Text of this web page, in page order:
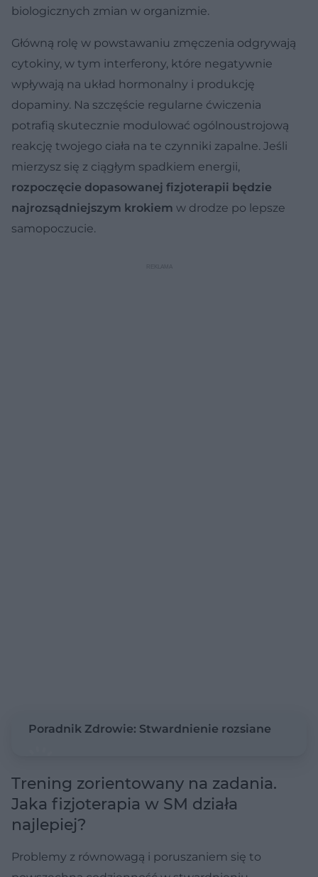
biologicznych zmian w organizmie.
Główną rolę w powstawaniu zmęczenia odgrywają
cytokiny, w tym interferony, które negatywnie
wpływają na układ hormonalny i produkcję
dopaminy. Na szczęście regularne ćwiczenia
potrafią skutecznie modulować ogólnoustrojową
reakcję twojego ciała na te czynniki zapalne. Jeśli
mierzysz się z ciągłym spadkiem energii,
rozpoczęcie dopasowanej fizjoterapii będzie
najrozsądniejszym krokiem w drodze po lepsze
samopoczucie.
Poradnik Zdrowie: Stwardnienie rozsiane
Trening zorientowany na zadania.
Jaka fizjoterapia w SM działa
najlepiej?
Problemy z równowagą i poruszaniem się to